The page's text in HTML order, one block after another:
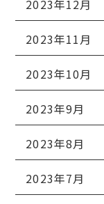
2023年12月
2023年11月
2023年10月
2023年9月
2023年8月
2023年7月